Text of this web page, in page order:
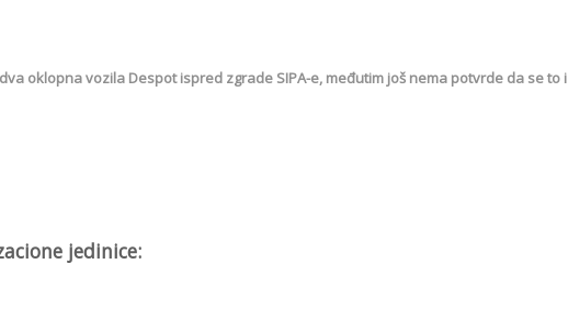
oklopna vozila Despot ispred zgrade SIPA-e, međutim još nema potvrde da se to i
jedinice: